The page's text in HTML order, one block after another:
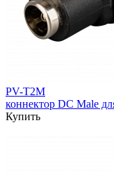
PV-T2M
коннектор DC Male
Купить